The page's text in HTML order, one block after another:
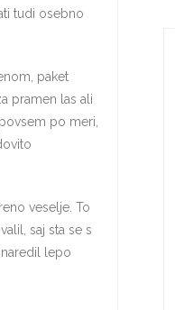
tudi osebno
paket
pramen las ali
po meri,
veselje. To
saj sta se s
lepo